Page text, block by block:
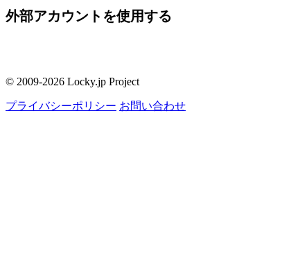
外部アカウントを使用する
© 2009-2026 Locky.jp Project
プライバシーポリシー お問い合わせ